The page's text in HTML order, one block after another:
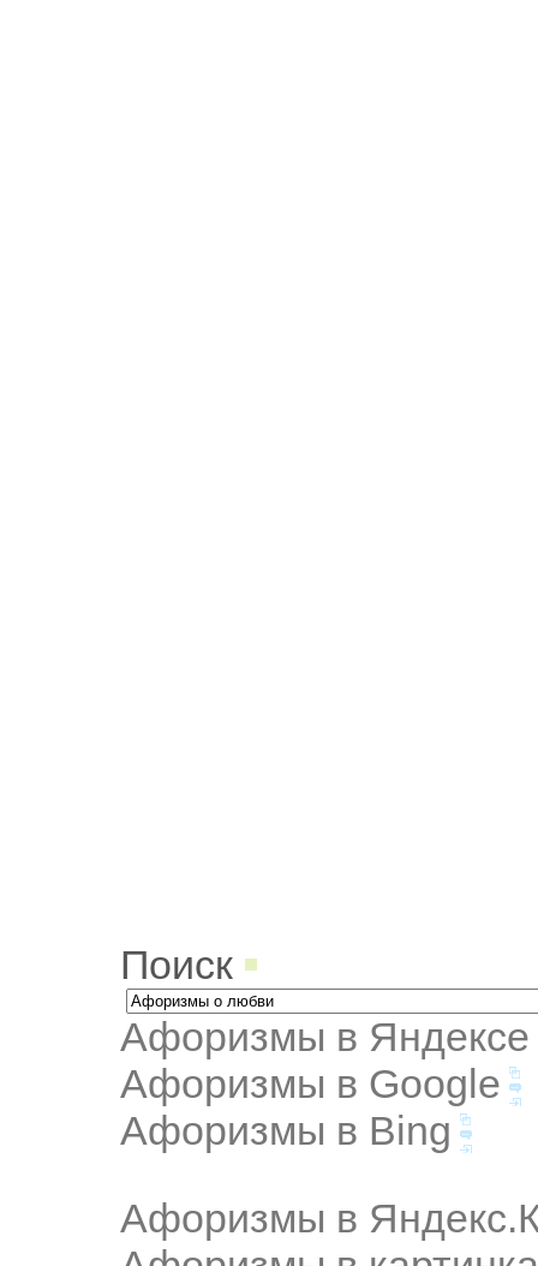
Поиск
Афоризмы в Яндексе
Афоризмы в Google
Афоризмы в Bing
Афоризмы в